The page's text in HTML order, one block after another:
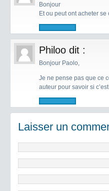
Bonjour
Et ou peut ont acheter se
Philoo dit :
Bonjour Paolo,
Je ne pense pas que ce
auteur pour savoir si
Laisser un